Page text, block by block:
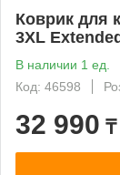
Коврик для
3XL
В наличии 1 ед.
Код: 46598
32 990 ₸